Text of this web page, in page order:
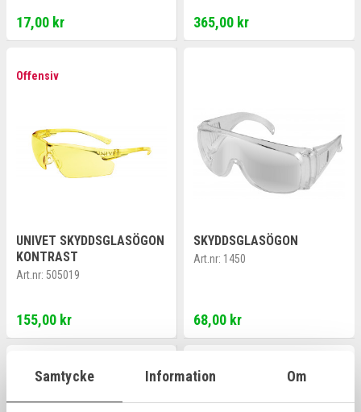
Samtycke Information Om
17,00 kr 365,00 kr
Offensiv
UNIVET SKYDDSGLASÖGON
KONTRAST
Art.nr: 505019
155,00 kr
SKYDDSGLASÖGON
Art.nr: 1450
68,00 kr
Offensiv Offensiv